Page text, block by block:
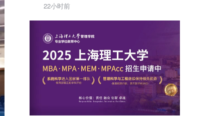
业出海系统能力 | SAIF动态
22小时前